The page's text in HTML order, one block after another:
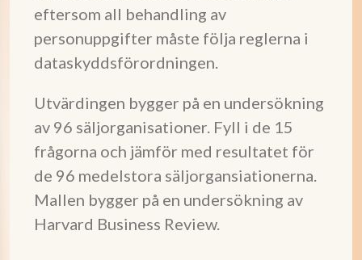
eftersom all behandling av
personuppgifter måste följa reglerna i
dataskyddsförordningen.
Utvärdingen bygger på en undersökning
av 96 säljorganisationer. Fyll i de 15
frågorna och jämför med resultatet för
de 96 medelstora säljorgansiationerna.
Mallen bygger på en undersökning av
Harvard Business Review.